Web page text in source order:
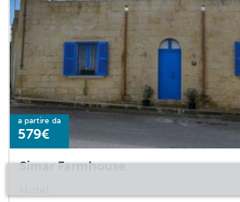
a partire da
579€
Simar Farmhouse